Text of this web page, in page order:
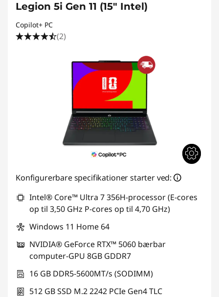
Legion 5i Gen 11 (15″ Intel)
Copilot+ PC
(2)
Konfigurerbare specifikationer starter ved:
Intel® Core™ Ultra 7 356H-processor (E-cores
op til 3,50 GHz P-cores op til 4,70 GHz)
Windows 11 Home 64
NVIDIA® GeForce RTX™ 5060 bærbar
computer-GPU 8GB GDDR7
16 GB DDR5-5600MT/s (SODIMM)
512 GB SSD M.2 2242 PCIe Gen4 TLC